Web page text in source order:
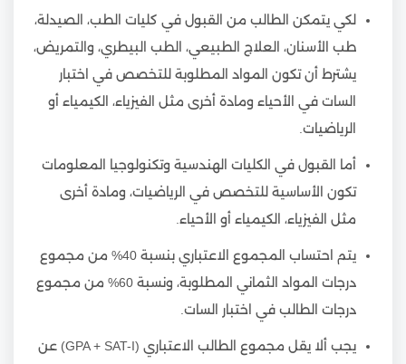
لكي يتمكن الطالب من القبول في كليات الطب، الصيدلة،
طب الأسنان، العلاج الطبيعي، الطب البيطري، والتمريض،
يشترط أن تكون المواد المطلوبة للتخصص في اختبار
السات في الأحياء ومادة أخرى مثل الفيزياء، الكيمياء أو
الرياضيات.
أما القبول في الكليات الهندسية وتكنولوجيا المعلومات
تكون الأساسية للتخصص في الرياضيات، ومادة أخرى
مثل الفيزياء، الكيمياء أو الأحياء.
يتم احتساب المجموع الاعتباري بنسبة 40% من مجموع
درجات المواد الثماني المطلوبة، ونسبة 60% من مجموع
درجات الطالب في اختبار السات.
يجب ألا يقل مجموع الطالب الاعتباري (GPA + SAT-I) عن